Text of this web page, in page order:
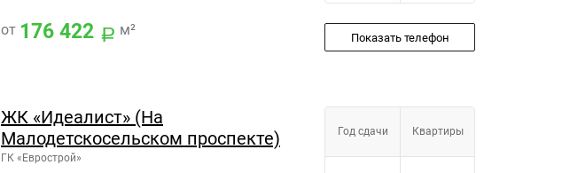
от 176 422 м² Показать телефон
ЖК «Идеалист» (На
Малодетскосельском проспекте)
ГК «Еврострой»
Год сдачи Квартиры